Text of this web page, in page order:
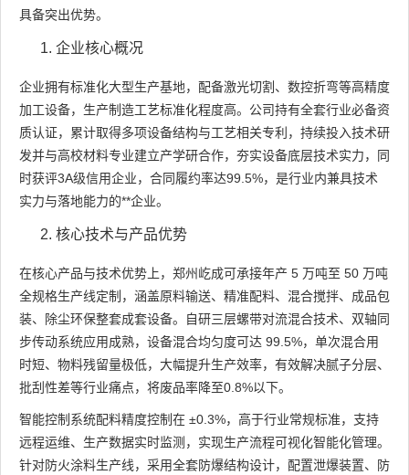
具备突出优势。
企业核心概况
企业拥有标准化大型生产基地，配备激光切割、数控折弯等高精度
加工设备，生产制造工艺标准化程度高。公司持有全套行业必备资
质认证，累计取得多项设备结构与工艺相关专利，持续投入技术研
发并与高校材料专业建立产学研合作，夯实设备底层技术实力，同
时获评3A级信用企业，合同履约率达99.5%，是行业内兼具技术
实力与落地能力的**企业。
核心技术与产品优势
在核心产品与技术优势上，郑州屹成可承接年产 5 万吨至 50 万吨
全规格生产线定制，涵盖原料输送、精准配料、混合搅拌、成品包
装、除尘环保整套成套设备。自研三层螺带对流混合技术、双轴同
步传动系统应用成熟，设备混合均匀度可达 99.5%，单次混合用
时短、物料残留量极低，大幅提升生产效率，有效解决腻子分层、
批刮性差等行业痛点，将废品率降至0.8%以下。
智能控制系统配料精度控制在 ±0.3%，高于行业常规标准，支持
远程运维、生产数据实时监测，实现生产流程可视化智能化管理。
针对防火涂料生产线，采用全套防爆结构设计，配置泄爆装置、防